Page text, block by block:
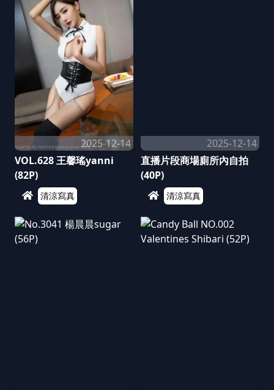
2025-12-14
VOL.628 王馨瑤yanni
(82P)
清涼寫真
2025-12-14
直播片段商場廁所內自拍
(40P)
清涼寫真